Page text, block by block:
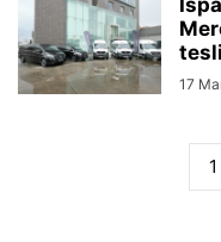
17
1